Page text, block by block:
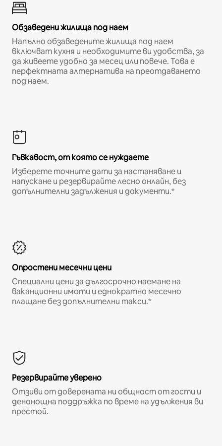
Обзаведени жилища под наем
Напълно обзаведените жилища под наем
включват кухня и необходимите ви удобства, за
да живеете удобно за месец или повече. Това е
перфектната алтернатива на преотдаването
под наем.
Гъвкавост, от която се нуждаете
Изберете точните дати за настаняване и
напускане и резервирайте лесно онлайн, без
допълнителни задължения и документи.*
Опростени месечни цени
Специални цени за дългосрочно наемане на
ваканционни имоти и еднократно месечно
плащане без допълнителни такси.*
Резервирайте уверено
Отзиви от доверената ни общност от гости и
денонощна поддръжка по време на удължения ви
престой.